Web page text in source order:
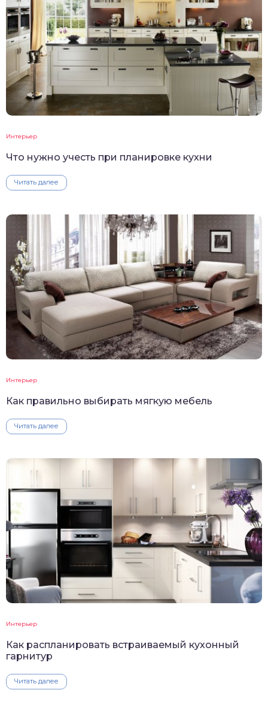
Интерьер
Что нужно учесть при планировке кухни
Читать далее
Интерьер
Как правильно выбирать мягкую мебель
Читать далее
Интерьер
Как распланировать встраиваемый кухонный
гарнитур
Читать далее